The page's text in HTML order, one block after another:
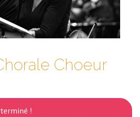
Choeur
!